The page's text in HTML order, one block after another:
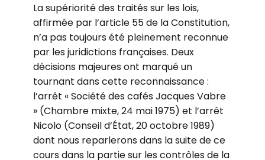
La supériorité des traités sur les lois,
affirmée par l’article 55 de la Constitution,
n’a pas toujours été pleinement reconnue
par les juridictions françaises. Deux
décisions majeures ont marqué un
tournant dans cette reconnaissance :
l’arrêt « Société des cafés Jacques Vabre
» (Chambre mixte, 24 mai 1975) et l’arrêt
Nicolo (Conseil d’État, 20 octobre 1989)
dont nous reparlerons dans la suite de ce
cours dans la partie sur les contrôles de la